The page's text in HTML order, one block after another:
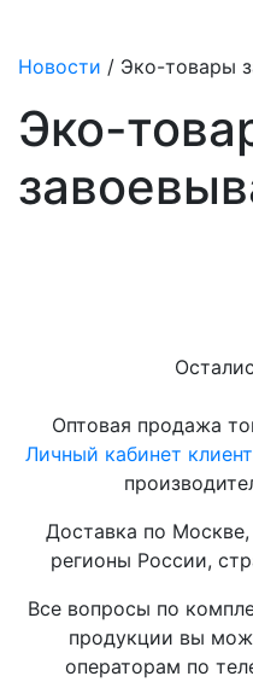
Новости / Эко-товары
Эко-
Оптовая продажа
Личный кабинет
Доставка по
регионы России,
Все вопросы по
продукции вы
операторам по